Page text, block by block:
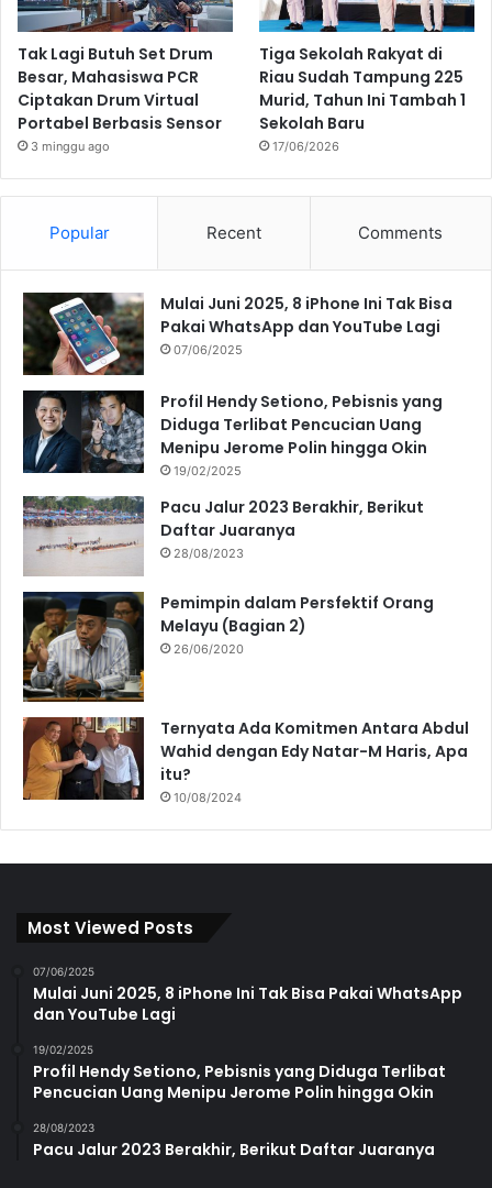
Tak Lagi Butuh Set Drum
Besar, Mahasiswa PCR
Ciptakan Drum Virtual
Portabel Berbasis Sensor
3 minggu ago
Tiga Sekolah Rakyat di
Riau Sudah Tampung 225
Murid, Tahun Ini Tambah 1
Sekolah Baru
17/06/2026
Popular Recent Comments
Mulai Juni 2025, 8 iPhone Ini Tak Bisa
Pakai WhatsApp dan YouTube Lagi
07/06/2025
Profil Hendy Setiono, Pebisnis yang
Diduga Terlibat Pencucian Uang
Menipu Jerome Polin hingga Okin
19/02/2025
Pacu Jalur 2023 Berakhir, Berikut
Daftar Juaranya
28/08/2023
Pemimpin dalam Persfektif Orang
Melayu (Bagian 2)
26/06/2020
Ternyata Ada Komitmen Antara Abdul
Wahid dengan Edy Natar-M Haris, Apa
itu?
10/08/2024
Most Viewed Posts
07/06/2025
Mulai Juni 2025, 8 iPhone Ini Tak Bisa Pakai WhatsApp
dan YouTube Lagi
19/02/2025
Profil Hendy Setiono, Pebisnis yang Diduga Terlibat
Pencucian Uang Menipu Jerome Polin hingga Okin
28/08/2023
Pacu Jalur 2023 Berakhir, Berikut Daftar Juaranya